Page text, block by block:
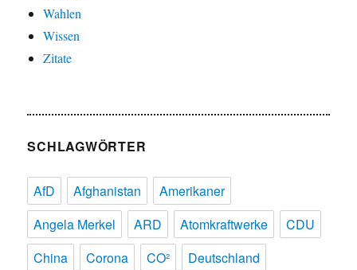
Wahlen
Wissen
Zitate
SCHLAGWÖRTER
AfD Afghanistan
Amerikaner
Angela Merkel
ARD Atomkraftwerke
CDU
China
Corona CO²
Deutschland